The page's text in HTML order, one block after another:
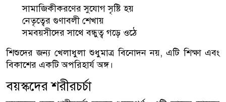
সামাজিকীকরণের সুযোগ সৃষ্টি হয়
নেতৃত্বের গুণাবলী শেখায়
সমবয়সীদের সাথে বন্ধুত্ব গড়ে ওঠে
শিশুদের জন্য খেলাধুলা শুধুমাত্র বিনোদন নয়, এটি শিক্ষা এবং
বিকাশের একটি অপরিহার্য অঙ্গ।
বয়স্কদের শরীরচর্চা